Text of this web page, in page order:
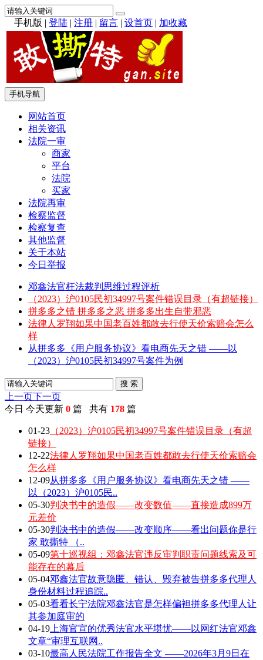
手机版 | 登陆 | 注册 | 留言 | 设首页 | 加收藏
手机导航
网站首页
相关资讯
法院一审
商家
平台
法院
买家
法院再审
检察监督
检察复查
其他监督
关于本站
今日举报
邓鑫法官枉法裁判思维过程评析
（2023）沪0105民初34997号案件错误目录（有超链接）
拼多多之错 拼多多之恶 拼多多出生自带邪恶
法律人罗翔如果中国老百姓都敢去行使天价索赔会怎么
样
从拼多多《用户服务协议》看电商先天之错 ——以
（2023）沪0105民初34997号案件为例
搜 索
上一页下一页
今日 今天更新 0 篇 共有 178 篇
01-23 （2023）沪0105民初34997号案件错误目录（有超
链接）
12-22法律人罗翔如果中国老百姓都敢去行使天价索赔会
怎么样
12-09从拼多多《用户服务协议》看电商先天之错 ——
以（2023）沪0105民..
05-30判决书中的造假——改变数值——直接造成899万
元差价
05-30判决书中的造假——改变顺序——看出问题你是行
家 敢撕特 （..
05-09第十巡视组：邓鑫法官违反审判职责问题线索及可
能存在的幕后
05-04邓鑫法官故意隐匿、错认、毁弃被告拼多多代理人
身份材料过程追踪..
05-03看看长宁法院邓鑫法官是怎样偏袒拼多多代理人让
其参加庭审的
04-19 上海官宣的优秀法官水平堪忧——以网红法官邓鑫
文章“审理互联网..
03-10最高人民法院工作报告全文 ——2026年3月9日在